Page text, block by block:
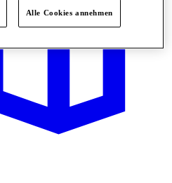
Alle Cookies annehmen